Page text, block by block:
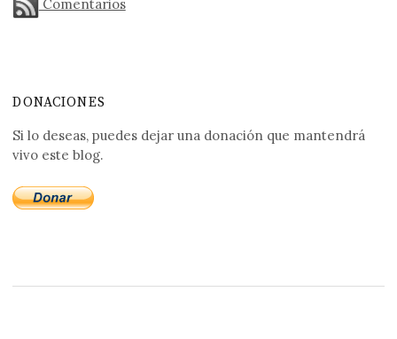
Comentarios
DONACIONES
Si lo deseas, puedes dejar una donación que mantendrá
vivo este blog.